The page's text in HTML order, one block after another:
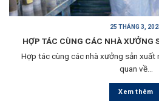
25 THÁNG 3,
HỢP TÁC CÙNG CÁC NHÀ XƯỞNG
TP.HCM
Hợp tác cùng các nhà xưởng sản xuất
quan về...
Xem thêm